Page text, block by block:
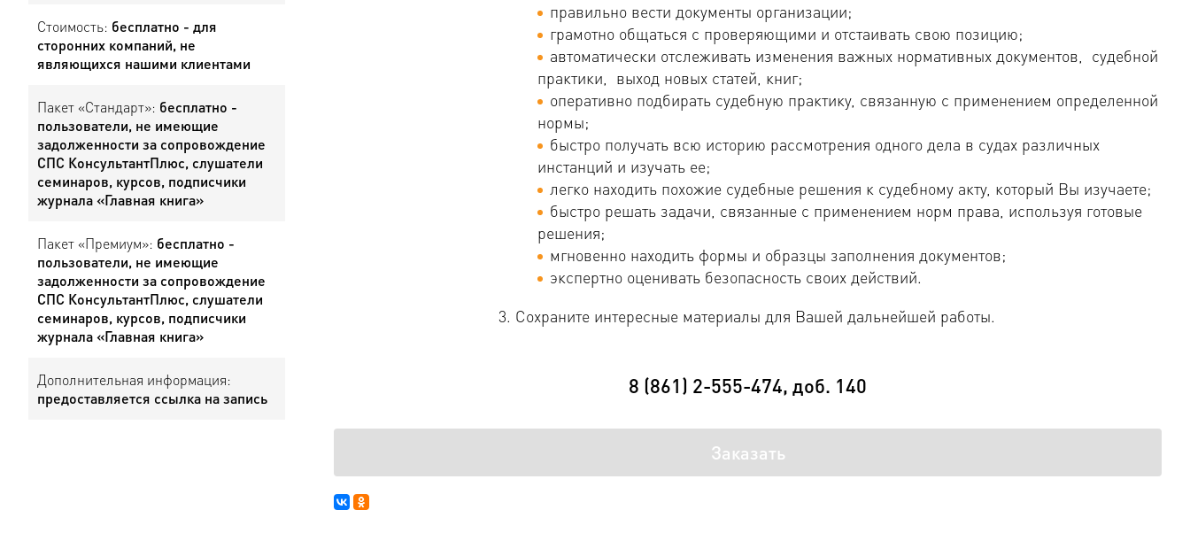
Стоимость: бесплатно - для
сторонних компаний, не
являющихся нашими клиентами
Пакет «Стандарт»: бесплатно -
пользователи, не имеющие
задолженности за сопровождение
СПС КонсультантПлюс, слушатели
семинаров, курсов, подписчики
журнала «Главная книга»
Пакет «Премиум»: бесплатно -
пользователи, не имеющие
задолженности за сопровождение
СПС КонсультантПлюс, слушатели
семинаров, курсов, подписчики
журнала «Главная книга»
Дополнительная информация:
предоставляется ссылка на запись
правильно вести документы организации;
грамотно общаться с проверяющими и отстаивать свою позицию;
автоматически отслеживать изменения важных нормативных документов, судебной
практики, выход новых статей, книг;
оперативно подбирать судебную практику, связанную с применением определенной
нормы;
быстро получать всю историю рассмотрения одного дела в судах различных
инстанций и изучать ее;
легко находить похожие судебные решения к судебному акту, который Вы изучаете;
быстро решать задачи, связанные с применением норм права, используя готовые
решения;
мгновенно находить формы и образцы заполнения документов;
экспертно оценивать безопасность своих действий.
Сохраните интересные материалы для Вашей дальнейшей работы.
8 (861) 2-555-474, доб. 140
Заказать